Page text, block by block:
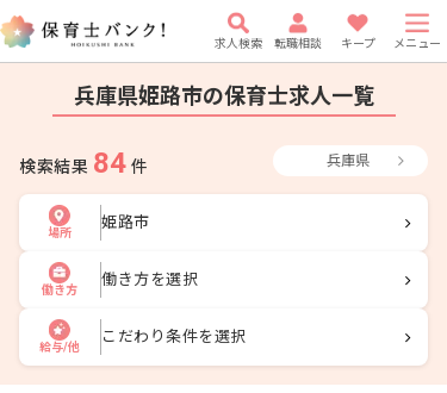
求人検索 転職相談 キープ メニュー
兵庫県姫路市の保育士求人一覧
検索結果 84 件 兵庫県
場所
姫路市
働き方
働き方を選択
給与/他
こだわり条件を選択